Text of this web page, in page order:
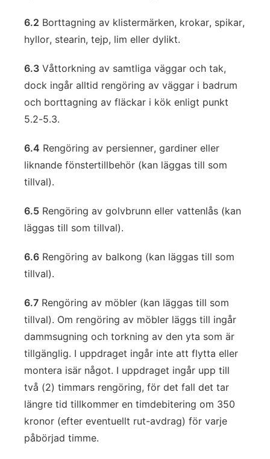
6.2 Borttagning av klistermärken, krokar, spikar,
hyllor, stearin, tejp, lim eller dylikt.
6.3 Våttorkning av samtliga väggar och tak,
dock ingår alltid rengöring av väggar i badrum
och borttagning av fläckar i kök enligt punkt
5.2-5.3.
6.4 Rengöring av persienner, gardiner eller
liknande fönstertillbehör (kan läggas till som
tillval).
6.5 Rengöring av golvbrunn eller vattenlås (kan
läggas till som tillval).
6.6 Rengöring av balkong (kan läggas till som
tillval).
6.7 Rengöring av möbler (kan läggas till som
tillval). Om rengöring av möbler läggs till ingår
dammsugning och torkning av den yta som är
tillgänglig. I uppdraget ingår inte att flytta eller
montera isär något. I uppdraget ingår upp till
två (2) timmars rengöring, för det fall det tar
längre tid tillkommer en timdebitering om 350
kronor (efter eventuellt rut-avdrag) för varje
påbörjad timme.